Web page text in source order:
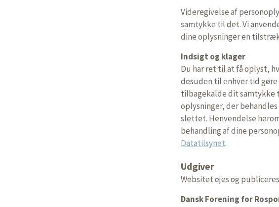
Videregivelse af
samtykke til det. Vi
dine oplysninger en
Indsigt og klager
Du har ret til at få oplyst,
desuden til enhver tid gøre
tilbagekalde dit samtykke
oplysninger, der
slettet. Henvendelse
behandling af dine
Datatilsynet.
Udgiver
Websitet ejes og
Dansk Forening for